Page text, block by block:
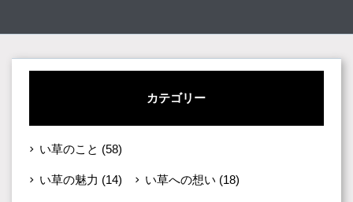
カテゴリー
い草のこと (58)
い草の魅力 (14) い草への想い (18)